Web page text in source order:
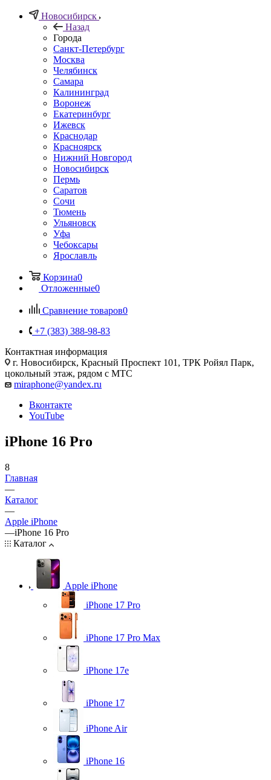
Новосибирск
Назад
Города
Санкт-Петербург
Москва
Челябинск
Самара
Калининград
Воронеж
Екатеринбург
Ижевск
Краснодар
Красноярск
Нижний Новгород
Новосибирск
Пермь
Саратов
Сочи
Тюмень
Ульяновск
Уфа
Чебоксары
Ярославль
Корзина0
Отложенные0
Сравнение товаров0
+7 (383) 388-98-83
Контактная информация
г. Новосибирск, Красный Проспект 101, ТРК Ройял Парк,
цокольный этаж, рядом с МТС
miraphone@yandex.ru
Вконтакте
YouTube
iPhone 16 Pro
8
Главная
—
Каталог
—
Apple iPhone
—iPhone 16 Pro
Каталог
Apple iPhone
iPhone 17 Pro
iPhone 17 Pro Max
iPhone 17e
iPhone 17
iPhone Air
iPhone 16